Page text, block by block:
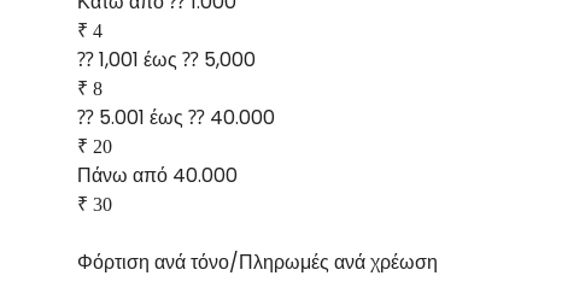
₹ 4
⁇ 1,001 έως ⁇ 5,000
₹ 8
⁇ 5.001 έως ⁇ 40.000
₹ 20
Πάνω από 40.000
₹ 30
Φόρτιση ανά τόνο/Πληρωμές ανά χρέωση